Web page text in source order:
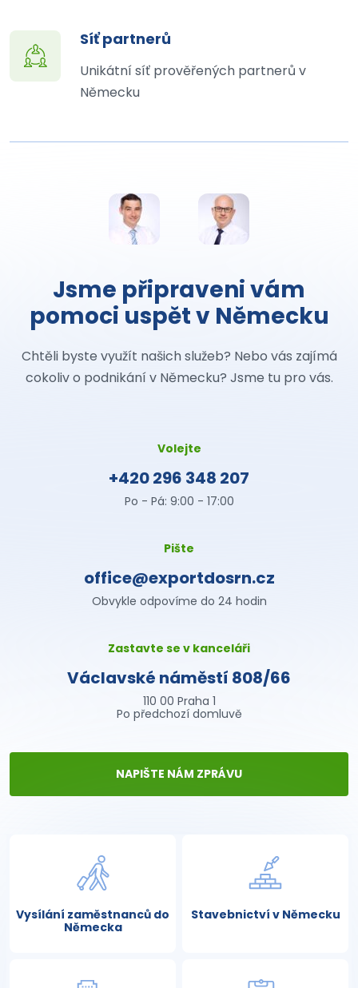
Síť partnerů
Unikátní síť prověřených partnerů v
Německu
Jsme připraveni vám
pomoci uspět v Německu
Chtěli byste využít našich služeb? Nebo vás zajímá
cokoliv o podnikání v Německu? Jsme tu pro vás.
Volejte
+420 296 348 207
Po - Pá: 9:00 - 17:00
Pište
office@exportdosrn.cz
Obvykle odpovíme do 24 hodin
Zastavte se v kanceláři
Václavské náměstí 808/66
110 00 Praha 1
Po předchozí domluvě
NAPIŠTE NÁM ZPRÁVU
Vysílání zaměstnanců do
Německa
Stavebnictví v Německu